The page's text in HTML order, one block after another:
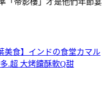
美食】インドの食堂カマル
.超 大烤饢酥軟Q甜